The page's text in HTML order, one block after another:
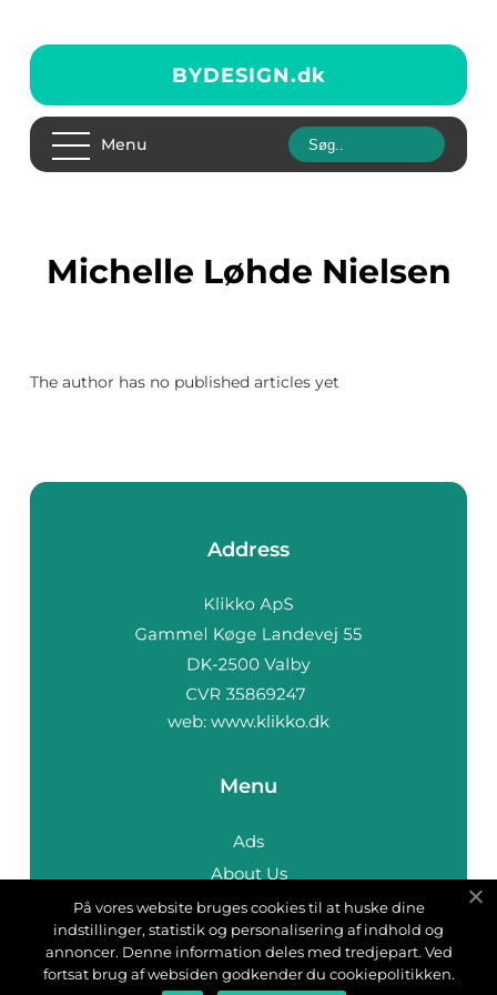
BYDESIGN.dk
Menu
Michelle Løhde Nielsen
The author has no published articles yet
Address
web: www.klikko.dk
Menu
Ads
About Us
Cookies
Contact
Sitemap
På vores website bruges cookies til at huske dine
indstillinger, statistik og personalisering af indhold og
annoncer. Denne information deles med tredjepart. Ved
fortsat brug af websiden godkender du cookiepolitikken.